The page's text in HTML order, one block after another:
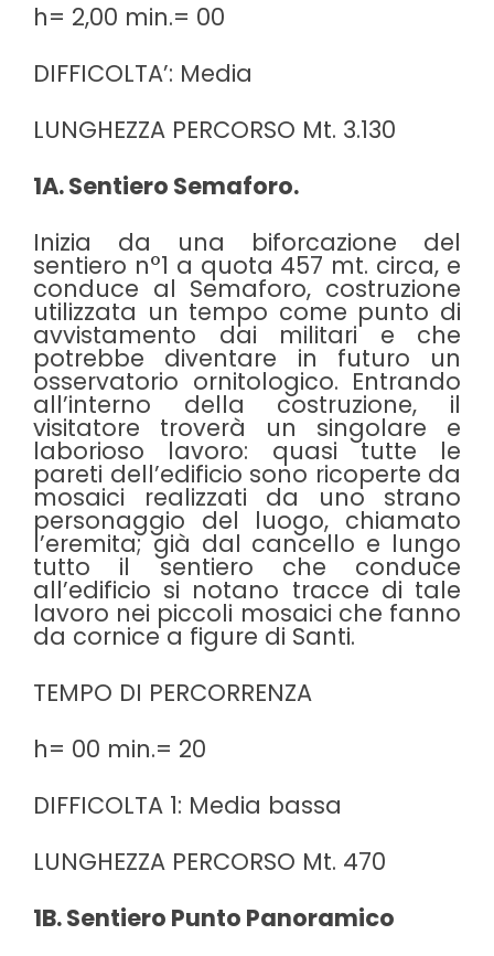
h= 2,00 min.= 00
DIFFICOLTA’: Media
LUNGHEZZA PERCORSO Mt. 3.130
1A. Sentiero Semaforo.
Inizia da una biforcazione del
sentiero n°1 a quota 457 mt. circa, e
conduce al Semaforo, costruzione
utilizzata un tempo come punto di
avvistamento dai militari e che
potrebbe diventare in futuro un
osservatorio ornitologico. Entrando
all’interno della costruzione, il
visitatore troverà un singolare e
laborioso lavoro: quasi tutte le
pareti dell’edificio sono ricoperte da
mosaici realizzati da uno strano
personaggio del luogo, chiamato
l’eremita; già dal cancello e lungo
tutto il sentiero che conduce
all’edificio si notano tracce di tale
lavoro nei piccoli mosaici che fanno
da cornice a figure di Santi.
TEMPO DI PERCORRENZA
h= 00 min.= 20
DIFFICOLTA 1: Media bassa
LUNGHEZZA PERCORSO Mt. 470
1B. Sentiero Punto Panoramico